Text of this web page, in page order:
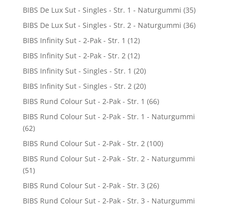
BIBS De Lux Sut - Singles - Str. 1 - Naturgummi (35)
BIBS De Lux Sut - Singles - Str. 2 - Naturgummi (36)
BIBS Infinity Sut - 2-Pak - Str. 1 (12)
BIBS Infinity Sut - 2-Pak - Str. 2 (12)
BIBS Infinity Sut - Singles - Str. 1 (20)
BIBS Infinity Sut - Singles - Str. 2 (20)
BIBS Rund Colour Sut - 2-Pak - Str. 1 (66)
BIBS Rund Colour Sut - 2-Pak - Str. 1 - Naturgummi
(62)
BIBS Rund Colour Sut - 2-Pak - Str. 2 (100)
BIBS Rund Colour Sut - 2-Pak - Str. 2 - Naturgummi
(51)
BIBS Rund Colour Sut - 2-Pak - Str. 3 (26)
BIBS Rund Colour Sut - 2-Pak - Str. 3 - Naturgummi